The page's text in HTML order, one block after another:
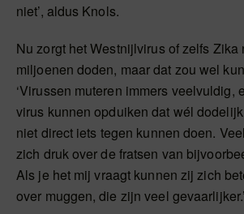
niet’, aldus Knols.
Nu zorgt het Westnijlvirus of zelfs Zika
miljoenen doden, maar dat zou wel
‘Virussen muteren immers veelvuldig,
virus kunnen opduiken dat wél
niet direct iets tegen kunnen doen.
zich druk over de fratsen van
Als je het mij vraagt kunnen zij zich
over muggen, die zijn veel gevaarlijker.’